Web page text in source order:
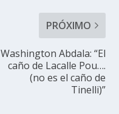
PRÓXIMO
Washington Abdala: “El
caño de Lacalle Pou….
(no es el caño de
Tinelli)”